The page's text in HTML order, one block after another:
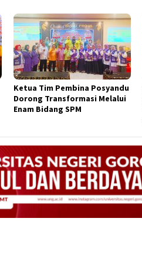
Ketua Tim Pembina Posyandu
Dorong Transformasi Melalui
Enam Bidang SPM